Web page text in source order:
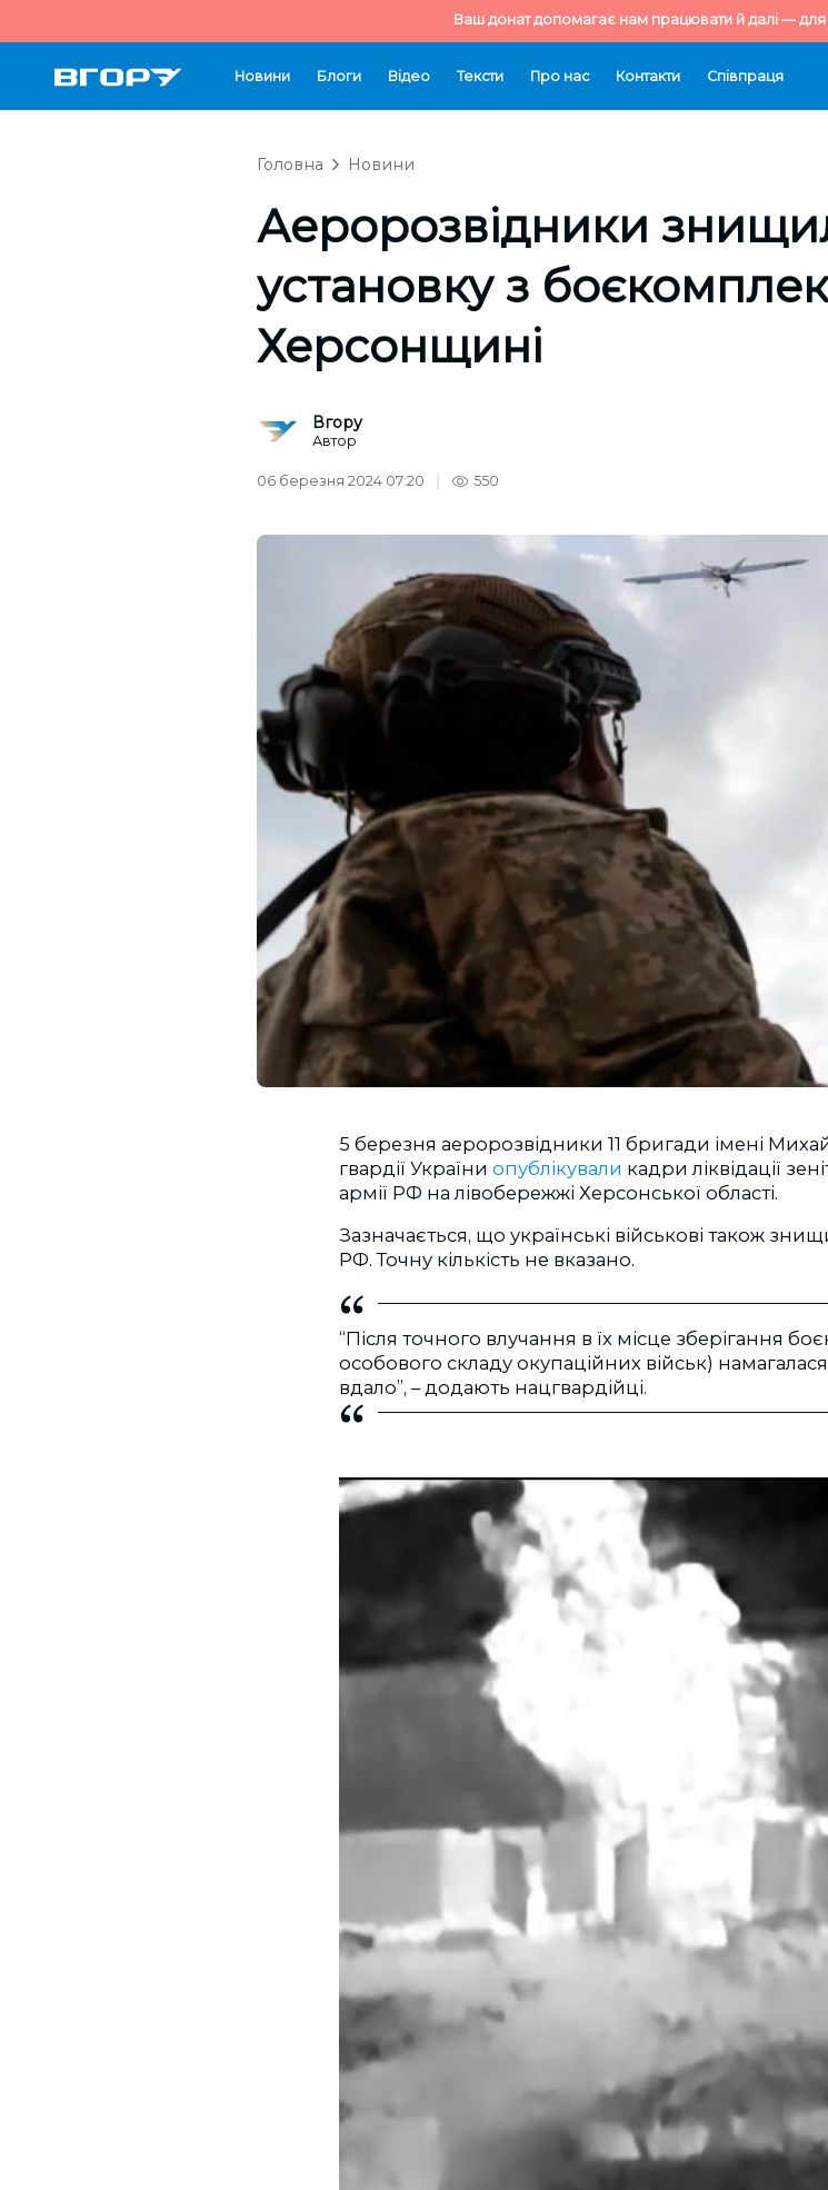
Ваш донат допомагає нам працювати й далі — для
Новини Блоги Відео Тексти Про нас Контакти Cпівпраця
Головна Новини
Аеророзвідники
установку з
Херсонщині
Вгору
Автор
06 березня 2024 07:20 550
5 березня аеророзвідники 11 бригади імені
гвардії України опублікували кадри ліквідації
армії РФ на лівобережжі Херсонської області.
Зазначається, що українські військові також
РФ. Точну кількість не вказано.
“Після точного влучання в їх місце зберігання
особового складу окупаційних військ)
вдало”, – додають нацгвардійці.